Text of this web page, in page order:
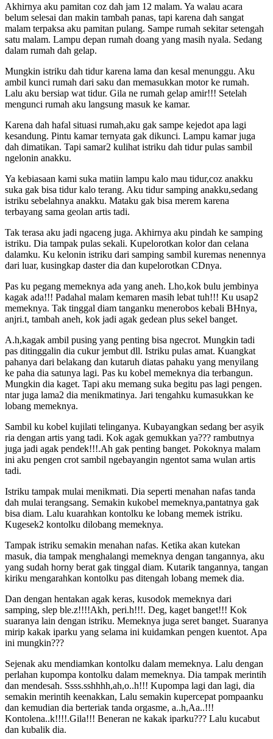
Akhirnya aku pamitan coz dah jam 12 malam. Ya walau acara
belum selesai dan makin tambah panas, tapi karena dah sangat
malam terpaksa aku pamitan pulang. Sampe rumah sekitar setengah
satu malam. Lampu depan rumah doang yang masih nyala. Sedang
dalam rumah dah gelap.
Mungkin istriku dah tidur karena lama dan kesal menunggu. Aku
ambil kunci rumah dari saku dan memasukkan motor ke rumah.
Lalu aku bersiap wat tidur. Gila ne rumah gelap amir!!! Setelah
mengunci rumah aku langsung masuk ke kamar.
Karena dah hafal situasi rumah,aku gak sampe kejedot apa lagi
kesandung. Pintu kamar ternyata gak dikunci. Lampu kamar juga
dah dimatikan. Tapi samar2 kulihat istriku dah tidur pulas sambil
ngelonin anakku.
Ya kebiasaan kami suka matiin lampu kalo mau tidur,coz anakku
suka gak bisa tidur kalo terang. Aku tidur samping anakku,sedang
istriku sebelahnya anakku. Mataku gak bisa merem karena
terbayang sama geolan artis tadi.
Tak terasa aku jadi ngaceng juga. Akhirnya aku pindah ke samping
istriku. Dia tampak pulas sekali. Kupelorotkan kolor dan celana
dalamku. Ku kelonin istriku dari samping sambil kuremas nenennya
dari luar, kusingkap daster dia dan kupelorotkan CDnya.
Pas ku pegang memeknya ada yang aneh. Lho,kok bulu jembinya
kagak ada!!! Padahal malam kemaren masih lebat tuh!!! Ku usap2
memeknya. Tak tinggal diam tanganku menerobos kebali BHnya,
anjri.t, tambah aneh, kok jadi agak gedean plus sekel banget.
A.h,kagak ambil pusing yang penting bisa ngecrot. Mungkin tadi
pas ditinggalin dia cukur jembut dll. Istriku pulas amat. Kuangkat
pahanya dari belakang dan kutaruh diatas pahaku yang menyilang
ke paha dia satunya lagi. Pas ku kobel memeknya dia terbangun.
Mungkin dia kaget. Tapi aku memang suka begitu pas lagi pengen.
ntar juga lama2 dia menikmatinya. Jari tengahku kumasukkan ke
lobang memeknya.
Sambil ku kobel kujilati telinganya. Kubayangkan sedang ber asyik
ria dengan artis yang tadi. Kok agak gemukkan ya??? rambutnya
juga jadi agak pendek!!!.Ah gak penting banget. Pokoknya malam
ini aku pengen crot sambil ngebayangin ngentot sama wulan artis
tadi.
Istriku tampak mulai menikmati. Dia seperti menahan nafas tanda
dah mulai terangsang. Semakin kukobel memeknya,pantatnya gak
bisa diam. Lalu kuarahkan kontolku ke lobang memek istriku.
Kugesek2 kontolku dilobang memeknya.
Tampak istriku semakin menahan nafas. Ketika akan kutekan
masuk, dia tampak menghalangi memeknya dengan tangannya, aku
yang sudah horny berat gak tinggal diam. Kutarik tangannya, tangan
kiriku mengarahkan kontolku pas ditengah lobang memek dia.
Dan dengan hentakan agak keras, kusodok memeknya dari
samping, slep ble.z!!!!Akh, peri.h!!!. Deg, kaget banget!!! Kok
suaranya lain dengan istriku. Memeknya juga seret banget. Suaranya
mirip kakak iparku yang selama ini kuidamkan pengen kuentot. Apa
ini mungkin???
Sejenak aku mendiamkan kontolku dalam memeknya. Lalu dengan
perlahan kupompa kontolku dalam memeknya. Dia tampak merintih
dan mendesah. Ssss.sshhhh,ah,o..h!!! Kupompa lagi dan lagi, dia
semakin merintih keenakkan, Lalu semakin kupercepat pompaanku
dan kemudian dia berteriak tanda orgasme, a..h,Aa..!!!
Kontolena..k!!!!.Gila!!! Beneran ne kakak iparku??? Lalu kucabut
dan kubalik dia.